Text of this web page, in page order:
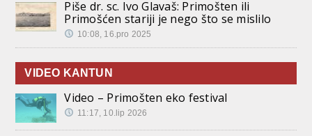
Piše dr. sc. Ivo Glavaš: Primošten ili
Primošćen stariji je nego što se mislilo
10:08, 16.pro 2025
VIDEO KANTUN
Video – Primošten eko festival
11:17, 10.lip 2026